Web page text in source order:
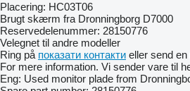
Placering: HC03T06
Brugt skærm fra Dronningborg D7000
Reservedelenummer: 28150776
Velegnet til andre modeller
Ring på показати контакти eller send en
For mere information. Vi sender vare til
Eng: Used monitor plade from